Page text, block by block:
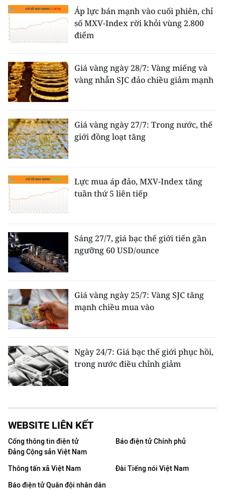
Áp lực bán mạnh vào cuối phiên, chỉ
số MXV-Index rời khỏi vùng 2.800
điểm
Giá vàng ngày 28/7: Vàng miếng và
vàng nhẫn SJC đảo chiều giảm mạnh
Giá vàng ngày 27/7: Trong nước, thế
giới đồng loạt tăng
Lực mua áp đảo, MXV-Index tăng
tuần thứ 5 liên tiếp
Sáng 27/7, giá bạc thế giới tiến gần
ngưỡng 60 USD/ounce
Giá vàng ngày 25/7: Vàng SJC tăng
mạnh chiều mua vào
Ngày 24/7: Giá bạc thế giới phục hồi,
trong nước điều chỉnh giảm
WEBSITE LIÊN KẾT
Cổng thông tin điện tử
Đảng Cộng sản Việt Nam
Báo điện tử Chính phủ
Thông tấn xã Việt Nam
Đài Tiếng nói Việt Nam
Báo điện tử Quân đội nhân dân